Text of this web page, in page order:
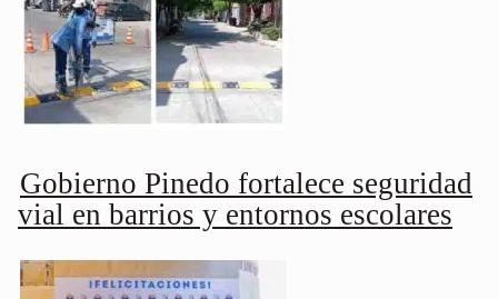
Gobierno Pinedo fortalece seguridad
vial en barrios y entornos escolares